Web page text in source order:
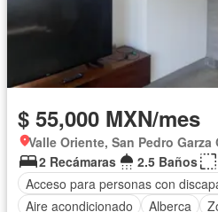
$ 55,000 MXN/mes
Valle Oriente, San Pedro Garza
2 Recámaras
2.5 Baños
Acceso para personas con
Aire acondicionado
Alberca